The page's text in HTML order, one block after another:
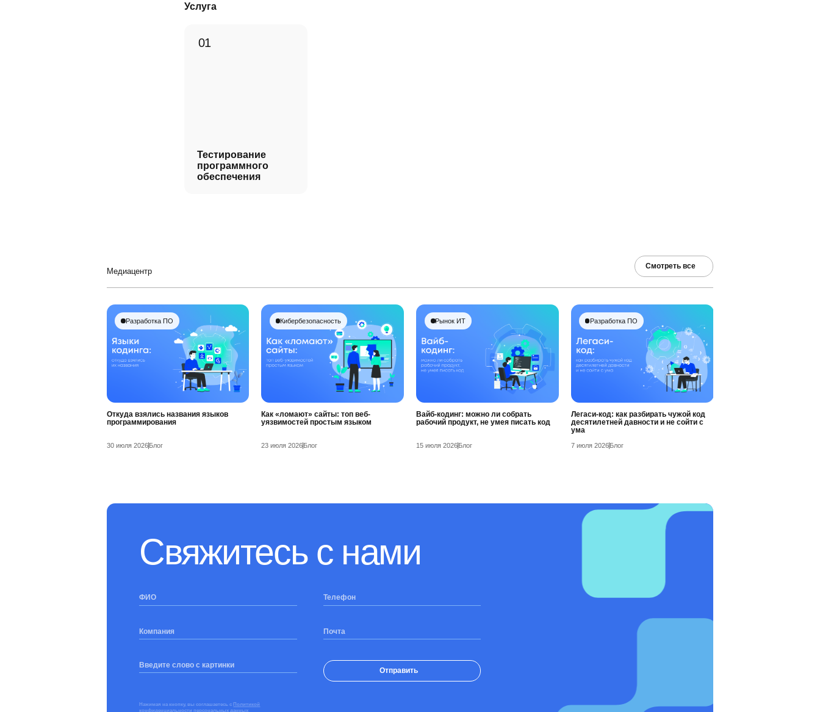
Услуга
Тестирование
программного
обеспечения
Медиацентр
Смотреть все
Разработка ПО
Откуда взялись названия языков
программирования
30 июля 2026Блог
Кибербезопасность
Как «ломают» сайты: топ веб-
уязвимостей простым языком
23 июля 2026Блог
Рынок ИТ
Вайб-кодинг: можно ли собрать
рабочий продукт, не умея писать код
15 июля 2026Блог
Разработка ПО
Легаси-код: как разбирать чужой код
десятилетней давности и не сойти с
ума
7 июля 2026Блог
Свяжитесь с нами
ФИО Телефон
Компания Почта
Введите слово с картинки
Отправить
Нажимая на кнопку, вы соглашаетесь с Политикой
конфиденциальности персональных данных